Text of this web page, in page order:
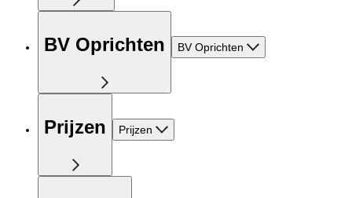
BV Oprichten BV Oprichten
Prijzen Prijzen